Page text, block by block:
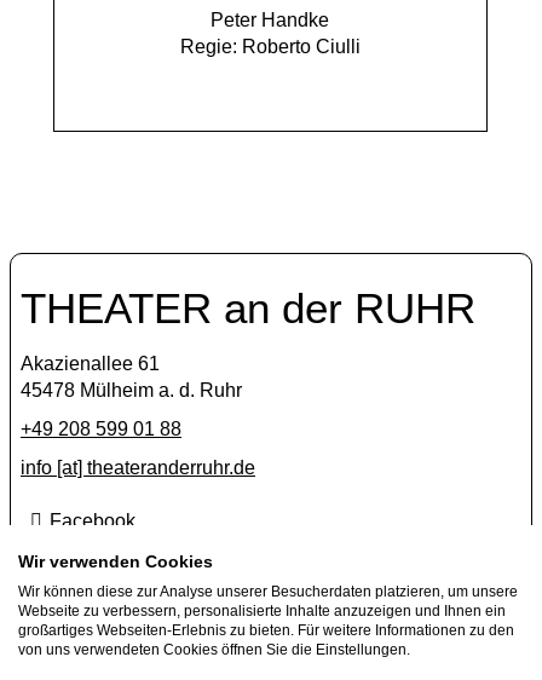
Peter Handke
Regie: Roberto Ciulli
THEATER an der RUHR
Akazienallee 61
45478 Mülheim a. d. Ruhr
+49 208 599 01 88
info [​at​] theateranderruhr.de
Facebook
Instagram
Newsletter
Presse
Wir verwenden Cookies
Wir können diese zur Analyse unserer Besucherdaten platzieren, um unsere
Webseite zu verbessern, personalisierte Inhalte anzuzeigen und Ihnen ein
großartiges Webseiten-Erlebnis zu bieten. Für weitere Informationen zu den
von uns verwendeten Cookies öffnen Sie die Einstellungen.